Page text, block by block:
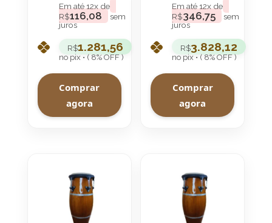
Em até12x de
R$116,08
sem
juros
R$1.281,56
no pix • ( 8% OFF )
Comprar
agora
Em até12x de
R$346,75
sem
juros
R$3.828,12
no pix • ( 8% OFF )
Comprar
agora